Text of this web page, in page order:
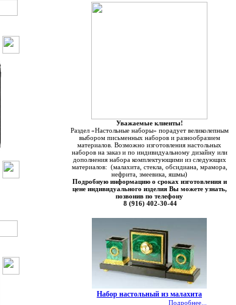
Уважаемые клиенты!
Раздел «Настольные наборы» порадует великолепным
выбором письменных наборов и разнообразием
материалов. Возможно изготовления настольных
наборов на заказ и по индивидуальному дизайну или
дополнения набора комплектующими из следующих
материалов: (малахита, стекла, обсидиана, мрамора,
нефрита, змеевика, яшмы)
Подробную информацию о сроках изготовления и
цене индивидуального изделия Вы можете узнать,
позвонив по телефону
8 (916) 402-30-44
Набор настольный из малахита
Подробнее...